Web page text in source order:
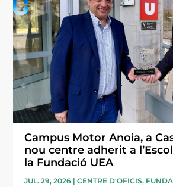
Campus Motor Anoia, a
nou centre adherit a
la Fundació UEA
JUL. 29, 2026 |CENTRE D'OFICIS,